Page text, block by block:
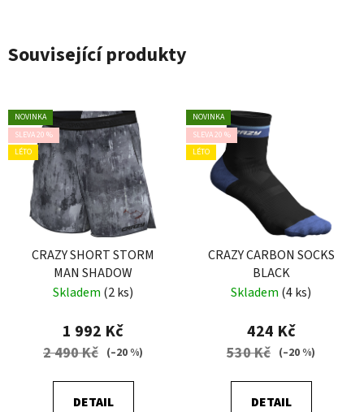
Související produkty
NOVINKA
SLEVA 20 %
LÉTO
CRAZY SHORT STORM
MAN SHADOW
Skladem (2 ks)
1 992 Kč
2 490 Kč (–20 %)
DETAIL
NOVINKA
SLEVA 20 %
LÉTO
CRAZY CARBON SOCKS
BLACK
Skladem (4 ks)
424 Kč
530 Kč (–20 %)
DETAIL